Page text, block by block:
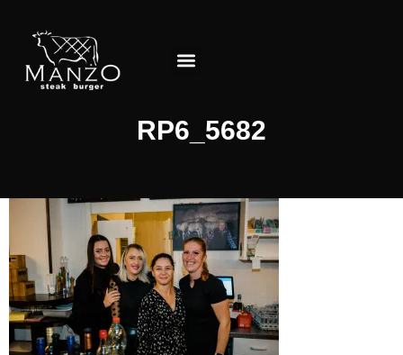
RP6_5682